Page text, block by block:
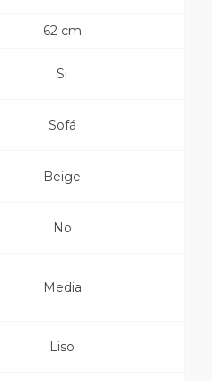
62 cm
Si
Sofá
Beige
No
Media
Liso